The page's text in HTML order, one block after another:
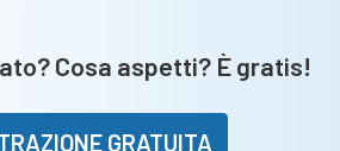
categoria
Cosa aspetti? È gratis!
GRATUITA